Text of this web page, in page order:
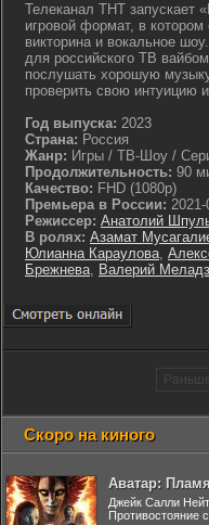
Телеканал ТНТ запускает
игровой формат, в
викторина и вокальное
для российского ТВ
послушать хорошую
проверить свою интуицию
Год выпуска: 2023
Страна: Россия
Жанр: Игры / ТВ-Шоу /
Продолжительность: 90
Качество: FHD (1080p)
Премьера в России: 2021-
Режиссер: Анатолий
В ролях: Азамат
Юлианна Караулова,
Брежнева, Валерий
Скоро на киного
Аватар:
Джейк Салли
Противостояние с